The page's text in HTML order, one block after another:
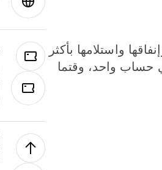
واستلامها بأكثر
حساب واحد، وقتما